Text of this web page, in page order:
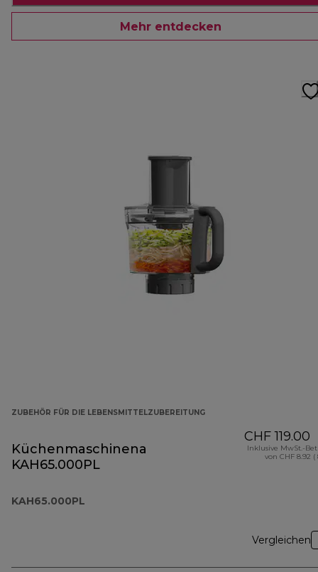
Mehr entdecken
ZUBEHÖR FÜR DIE LEBENSMITTELZUBEREITUNG
Küchenmaschinenaufsatz
KAH65.000PL
KAH65.000PL
CHF 119.00
Inklusive MwSt.-
von CHF 8.92 (
Vergleichen